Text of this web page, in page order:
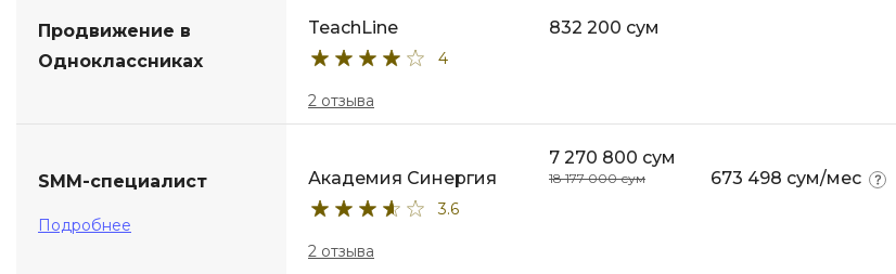
Продвижение в
Одноклассниках
TeachLine
4
2 отзыва
832 200 сум
SMM-специалист
Подробнее
Академия Синергия
3.6
2 отзыва
7 270 800 сум
18 177 000 сум 673 498 сум/мес